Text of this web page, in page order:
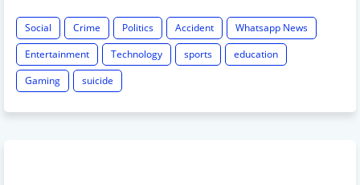
Social Crime Politics Accident
Whatsapp News
Entertainment
Technology sports
education
Gaming
suicide